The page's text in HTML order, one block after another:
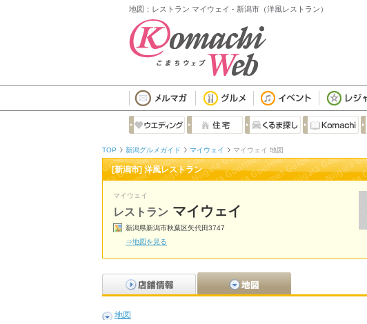
地図：レストラン マイウェイ - 新潟市（洋風レストラン）
TOP 新潟グルメガイド マイウェイ マイウェイ 地図
[新潟市] 洋風レストラン
マイウェイ
レストラン マイウェイ
新潟県新潟市秋葉区矢代田3747
⇒地図を見る
地図